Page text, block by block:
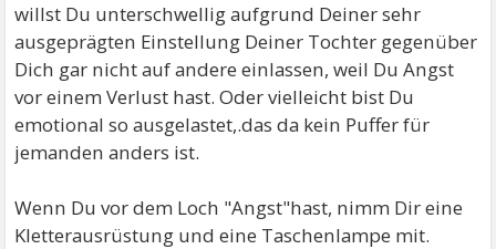
willst Du unterschwellig aufgrund Deiner sehr
ausgeprägten Einstellung Deiner Tochter gegenüber
Dich gar nicht auf andere einlassen, weil Du Angst
vor einem Verlust hast. Oder vielleicht bist Du
emotional so ausgelastet,.das da kein Puffer für
jemanden anders ist.
Wenn Du vor dem Loch "Angst"hast, nimm Dir eine
Kletterausrüstung und eine Taschenlampe mit.